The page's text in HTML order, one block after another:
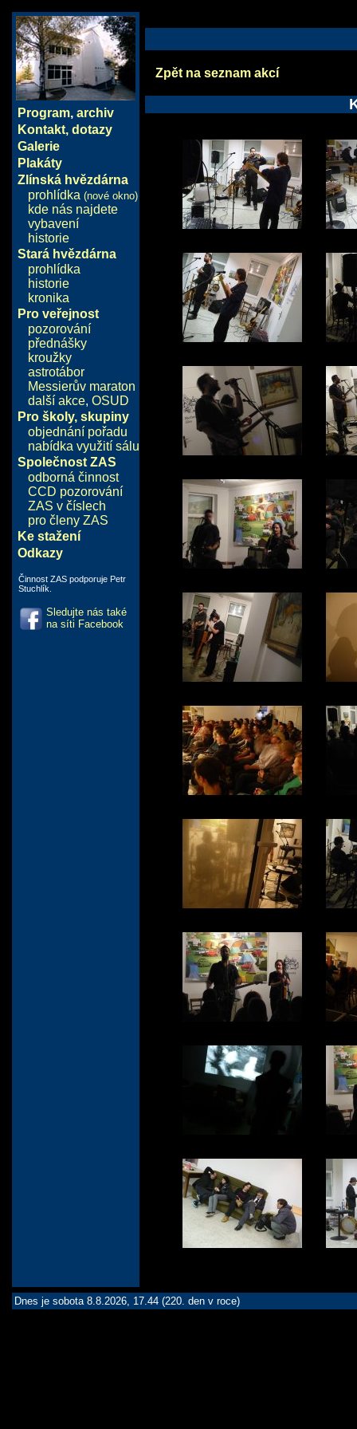
Program, archiv
Kontakt, dotazy
Galerie
Plakáty
Zlínská hvězdárna
prohlídka (nové okno)
kde nás najdete
vybavení
historie
Stará hvězdárna
prohlídka
historie
kronika
Pro veřejnost
pozorování
přednášky
kroužky
astrotábor
Messierův maraton
další akce, OSUD
Pro školy, skupiny
objednání pořadu
nabídka využití sálu
Společnost ZAS
odborná činnost
CCD pozorování
ZAS v číslech
pro členy ZAS
Ke stažení
Odkazy
Činnost ZAS podporuje Petr
Stuchlík.
Sledujte nás také
na síti Facebook
Zpět na seznam akcí
Dnes je sobota 8.8.2026, 17.44 (220. den v roce)